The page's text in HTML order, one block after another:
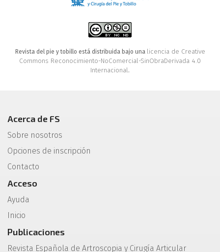
Revista del pie y tobillo está distribuida bajo una licencia de Creative
Commons Reconocimiento-NoComercial-SinObraDerivada 4.0
Internacional.
Acerca de FS
Sobre nosotros
Opciones de inscripción
Contacto
Acceso
Ayuda
Inicio
Publicaciones
Revista Española de Artroscopia y Cirugía Articular